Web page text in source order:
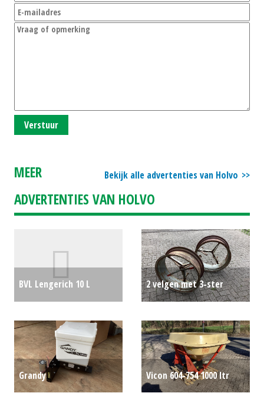
Verstuur
Bekijk alle advertenties van Holvo
MEER
ADVERTENTIES VAN HOLVO
BVL Lengerich 10 L
2 velgen met 3-ster
Grandy
Vicon 604-754 1000 ltr